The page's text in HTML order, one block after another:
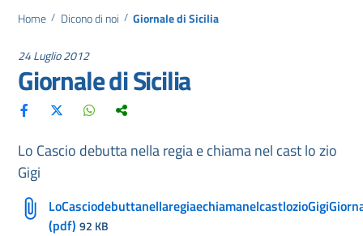
Home / Dicono di noi / Giornale di Sicilia
24 Luglio 2012
Giornale di Sicilia
Lo Cascio debutta nella regia e chiama nel cast lo zio
Gigi
(pdf) 92 KB